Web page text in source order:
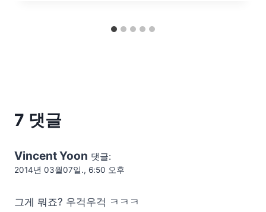
7 댓글
Vincent Yoon 댓글:
2014년 03월07일., 6:50 오후
그게 뭐죠? 우걱우걱 ㅋㅋㅋ